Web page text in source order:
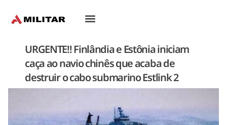
URGENTE!! Finlândia e Estônia iniciam
caça ao navio chinês que acaba de
destruir o cabo submarino Estlink 2